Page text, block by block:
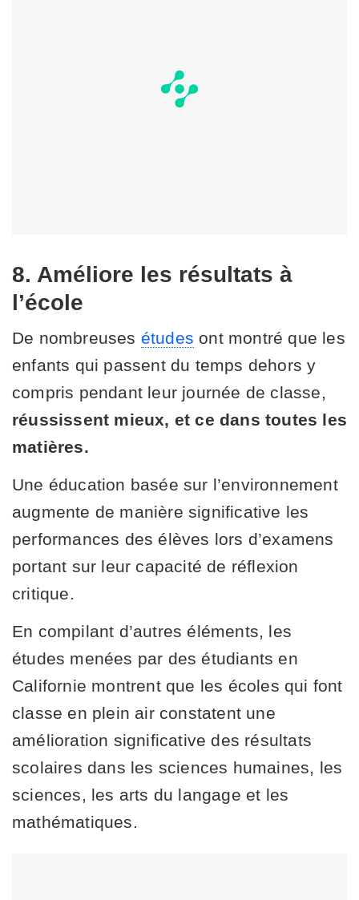
8. Améliore les résultats à
l’école
De nombreuses études ont montré que les
enfants qui passent du temps dehors y
compris pendant leur journée de classe,
réussissent mieux, et ce dans toutes les
matières.
Une éducation basée sur l’environnement
augmente de manière significative les
performances des élèves lors d’examens
portant sur leur capacité de réflexion
critique.
En compilant d’autres éléments, les
études menées par des étudiants en
Californie montrent que les écoles qui font
classe en plein air constatent une
amélioration significative des résultats
scolaires dans les sciences humaines, les
sciences, les arts du langage et les
mathématiques.